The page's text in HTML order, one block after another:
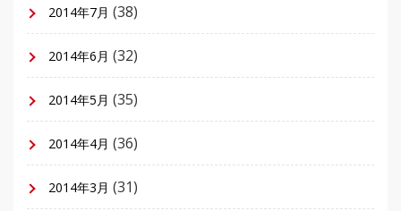
2014年7月 (38)
2014年6月 (32)
2014年5月 (35)
2014年4月 (36)
2014年3月 (31)